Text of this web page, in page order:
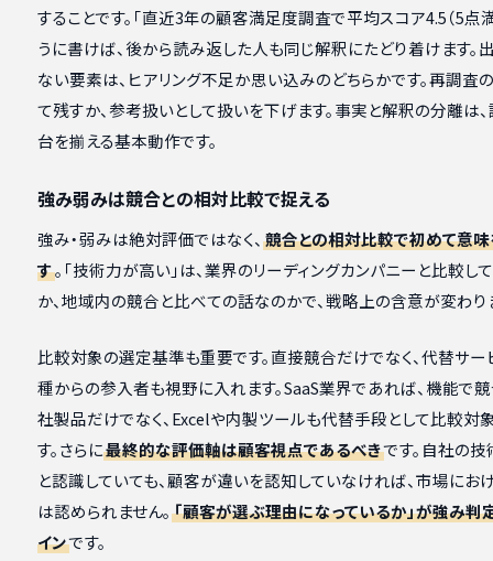
することです。「直近3年の顧客満足度調査で平均スコア4.5（5点満
うに書けば、後から読み返した人も同じ解釈にたどり着けます。
ない要素は、ヒアリング不足か思い込みのどちらかです。再調査
て残すか、参考扱いとして扱いを下げます。事実と解釈の分離は
台を揃える基本動作です。
強み弱みは競合との相対比較で捉える
強み・弱みは絶対評価ではなく、 競合との相対比較で初めて意味
す。「技術力が高い」は、業界のリーディングカンパニーと比較し
か、地域内の競合と比べての話なのかで、戦略上の含意が変わり
比較対象の選定基準も重要です。直接競合だけでなく、代替サ
種からの参入者も視野に入れます。SaaS業界であれば、機能で
社製品だけでなく、Excelや内製ツールも代替手段として比較対
す。さらに最終的な評価軸は顧客視点であるべきです。自社の
と認識していても、顧客が違いを認知していなければ、市場にお
は認められません。 「顧客が選ぶ理由になっているか」が強み判
インです。